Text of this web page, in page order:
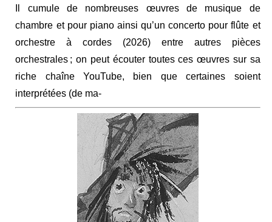
Il cumule de nombreuses œuvres de musique de
chambre et pour piano ainsi qu’un concerto pour flûte et
orchestre à cordes (2026) entre autres pièces
orchestrales ; on peut écouter toutes ces œuvres sur sa
riche chaîne YouTube, bien que certaines soient
interprétées (de ma-